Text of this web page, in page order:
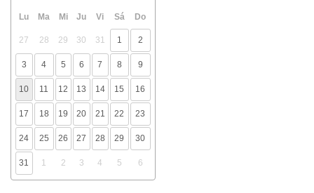
Lu Ma Mi Ju Vi Sá Do
27 28 29 30 31 1 2
3 4 5 6 7 8 9
10 11 12 13 14 15 16
17 18 19 20 21 22 23
24 25 26 27 28 29 30
31 1 2 3 4 5 6